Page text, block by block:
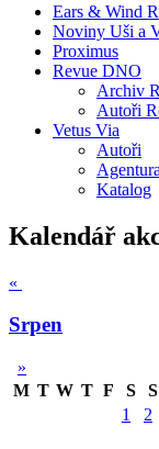
Ears & Wind
Noviny Uši a
Proximus
Revue DNO
Archiv
Autoři
Vetus Via
Autoři
Agentura
Katalog
Kalendář
«
Srpen
»
M T W T F S
S
1
2